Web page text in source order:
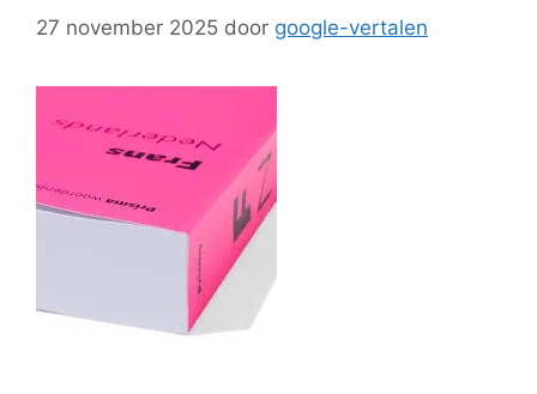
27 november 2025 door google-vertalen